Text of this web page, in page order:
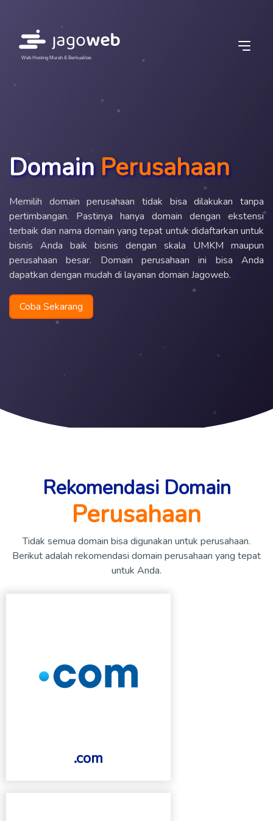
Web Hosting Murah & Berkualitas
Domain Perusahaan
Memilih domain perusahaan tidak bisa dilakukan tanpa
pertimbangan. Pastinya hanya domain dengan ekstensi
terbaik dan nama domain yang tepat untuk didaftarkan untuk
bisnis Anda baik bisnis dengan skala UMKM maupun
perusahaan besar. Domain perusahaan ini bisa Anda
dapatkan dengan mudah di layanan domain Jagoweb.
Coba Sekarang
Rekomendasi Domain
Perusahaan
Tidak semua domain bisa digunakan untuk perusahaan.
Berikut adalah rekomendasi domain perusahaan yang tepat
untuk Anda.
.com